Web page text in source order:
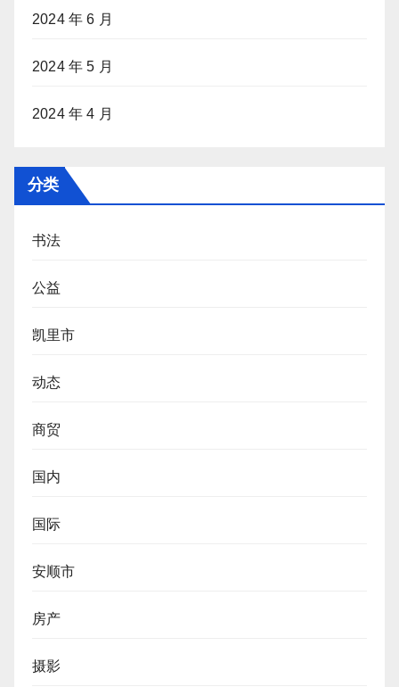
2024 年 6 月
2024 年 5 月
2024 年 4 月
分类
书法
公益
凯里市
动态
商贸
国内
国际
安顺市
房产
摄影